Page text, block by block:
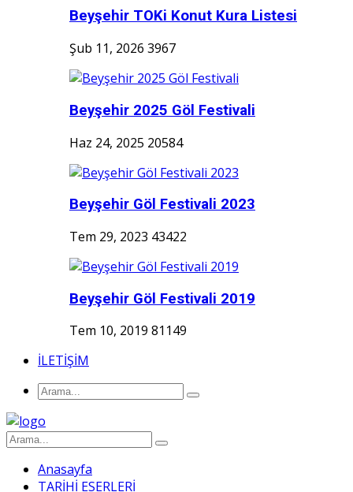
Beyşehir TOKi Konut Kura Listesi
Şub 11, 2026 3967
Beyşehir 2025 Göl Festivali
Haz 24, 2025 20584
Beyşehir Göl Festivali 2023
Tem 29, 2023 43422
Beyşehir Göl Festivali 2019
Tem 10, 2019 81149
İLETİŞİM
Anasayfa
TARİHİ ESERLERİ